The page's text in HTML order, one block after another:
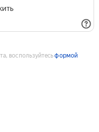
воспользуйтесьформой